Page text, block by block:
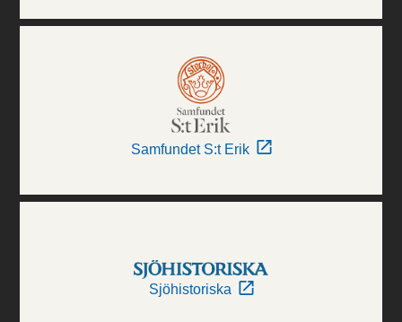
Samfundet S:t Erik
Sjöhistoriska